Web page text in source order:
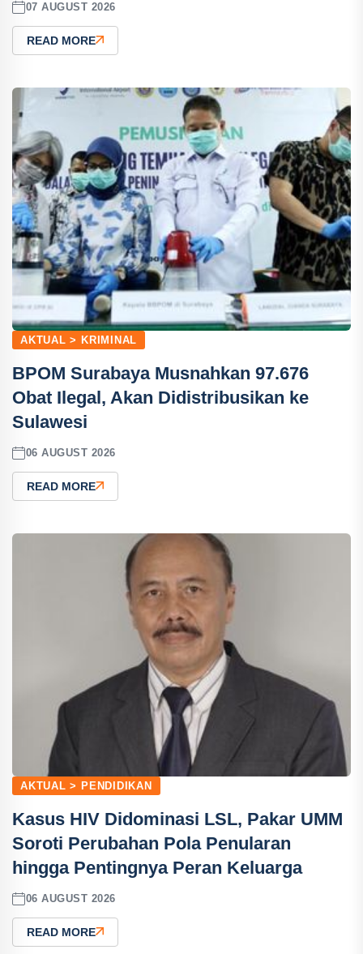
07 AUGUST 2026
READ MORE
AKTUAL > KRIMINAL
BPOM Surabaya Musnahkan 97.676
Obat Ilegal, Akan Didistribusikan ke
Sulawesi
06 AUGUST 2026
READ MORE
AKTUAL > PENDIDIKAN
Kasus HIV Didominasi LSL, Pakar UMM
Soroti Perubahan Pola Penularan
hingga Pentingnya Peran Keluarga
06 AUGUST 2026
READ MORE